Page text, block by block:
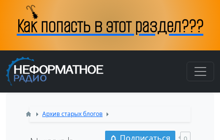
Как попасть в этот раздел???
Архив старых блогов